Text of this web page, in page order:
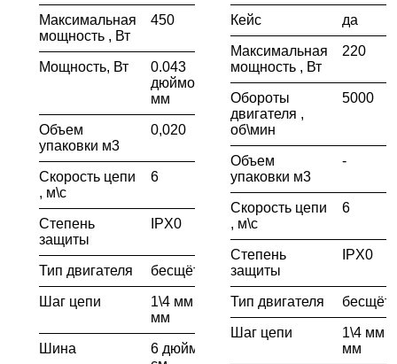
Максимальная
мощность , Вт
450
Мощность, Вт
0.043
дюймов\ 1.1
мм
Объем
упаковки м3
0,020
Скорость цепи
, м\с
6
Степень
защиты
IPX0
Тип двигателя бесщёточный
Шаг цепи
1\4 мм \ 6.3
мм
Шина
6 дюймов\ 15
Кейс да
Максимальная
мощность , Вт
220
Обороты
двигателя ,
об\мин
5000
Объем
упаковки м3
-
Скорость цепи
, м\с
6
Степень
защиты
IPX0
Тип двигателя
Шаг цепи
1\4 мм \
мм